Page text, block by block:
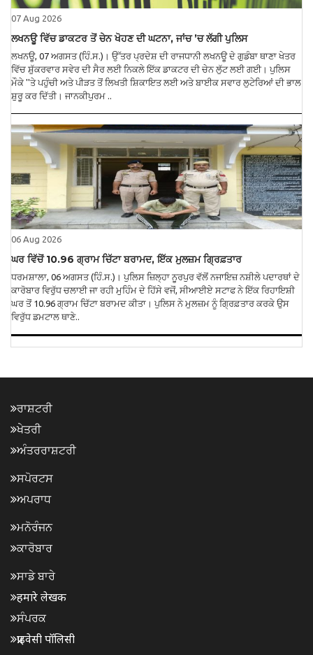
07 Aug 2026
ਲਖਨਊ ਵਿੱਚ ਡਾਕਟਰ ਤੋਂ ਚੇਨ ਖੋਹਣ ਦੀ ਘਟਨਾ, ਜਾਂਚ ’ਚ ਲੱਗੀ ਪੁਲਿਸ
ਲਖਨਊ, 07 ਅਗਸਤ (ਹਿੰ.ਸ.)। ਉੱਤਰ ਪ੍ਰਦੇਸ਼ ਦੀ ਰਾਜਧਾਨੀ ਲਖਨਊ ਦੇ ਗੁਡੰਬਾ ਥਾਣਾ ਖੇਤਰ
ਵਿੱਚ ਸ਼ੁੱਕਰਵਾਰ ਸਵੇਰ ਦੀ ਸੈਰ ਲਈ ਨਿਕਲੇ ਇੱਕ ਡਾਕਟਰ ਦੀ ਚੇਨ ਲੁੱਟ ਲਈ ਗਈ। ਪੁਲਿਸ
ਮੌਕੇ ''ਤੇ ਪਹੁੰਚੀ ਅਤੇ ਪੀੜਤ ਤੋਂ ਲਿਖਤੀ ਸ਼ਿਕਾਇਤ ਲਈ ਅਤੇ ਬਾਈਕ ਸਵਾਰ ਲੁਟੇਰਿਆਂ ਦੀ ਭਾਲ
ਸ਼ੁਰੂ ਕਰ ਦਿੱਤੀ। ਜਾਨਕੀਪੁਰਮ ..
06 Aug 2026
ਘਰ ਵਿੱਚੋਂ 10.96 ਗ੍ਰਾਮ ਚਿੱਟਾ ਬਰਾਮਦ, ਇੱਕ ਮੁਲਜ਼ਮ ਗ੍ਰਿਫ਼ਤਾਰ
ਧਰਮਸ਼ਾਲਾ, 06 ਅਗਸਤ (ਹਿੰ.ਸ.)। ਪੁਲਿਸ ਜ਼ਿਲ੍ਹਾ ਨੂਰਪੁਰ ਵੱਲੋਂ ਨਜਾਇਜ਼ ਨਸ਼ੀਲੇ ਪਦਾਰਥਾਂ ਦੇ
ਕਾਰੋਬਾਰ ਵਿਰੁੱਧ ਚਲਾਈ ਜਾ ਰਹੀ ਮੁਹਿੰਮ ਦੇ ਹਿੱਸੇ ਵਜੋਂ, ਸੀਆਈਏ ਸਟਾਫ ਨੇ ਇੱਕ ਰਿਹਾਇਸ਼ੀ
ਘਰ ਤੋਂ 10.96 ਗ੍ਰਾਮ ਚਿੱਟਾ ਬਰਾਮਦ ਕੀਤਾ। ਪੁਲਿਸ ਨੇ ਮੁਲਜ਼ਮ ਨੂੰ ਗ੍ਰਿਫ਼ਤਾਰ ਕਰਕੇ ਉਸ
ਵਿਰੁੱਧ ਡਮਟਾਲ ਥਾਣੇ..
ਰਾਸ਼ਟਰੀ
ਖੇਤਰੀ
ਅੰਤਰਰਾਸ਼ਟਰੀ
ਸਪੋਰਟਸ
ਅਪਰਾਧ
ਮਨੋਰੰਜਨ
ਕਾਰੋਬਾਰ
ਸਾਡੇ ਬਾਰੇ
हमारे लेखक
ਸੰਪਰਕ
प्राइवेसी पॉलिसी